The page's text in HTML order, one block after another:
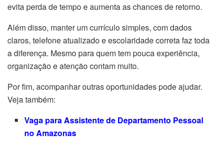
evita perda de tempo e aumenta as chances de retorno.
Além disso, manter um currículo simples, com dados
claros, telefone atualizado e escolaridade correta faz toda
a diferença. Mesmo para quem tem pouca experiência,
organização e atenção contam muito.
Por fim, acompanhar outras oportunidades pode ajudar.
Veja também:
Vaga para Assistente de Departamento Pessoal
no Amazonas